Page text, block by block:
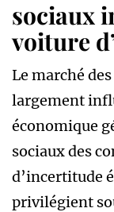
sociaux
voiture
Le marché
largement
économique
sociaux des
d’incertitude
privilégient